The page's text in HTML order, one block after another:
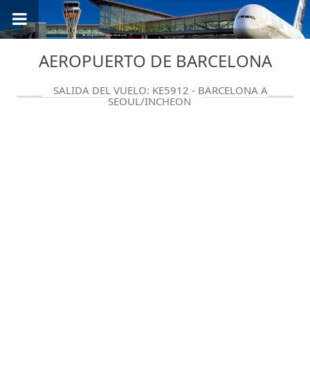
AEROPUERTO DE BARCELONA
SALIDA DEL VUELO: KE5912 - BARCELONA A
SEOUL/INCHEON